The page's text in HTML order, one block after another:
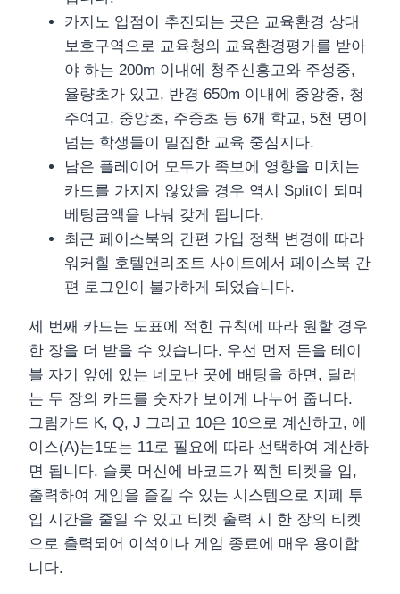
카지노 입점이 추진되는 곳은 교육환경 상대
보호구역으로 교육청의 교육환경평가를 받아
야 하는 200m 이내에 청주신흥고와 주성중,
율량초가 있고, 반경 650m 이내에 중앙중, 청
주여고, 중앙초, 주중초 등 6개 학교, 5천 명이
넘는 학생들이 밀집한 교육 중심지다.
남은 플레이어 모두가 족보에 영향을 미치는
카드를 가지지 않았을 경우 역시 Split이 되며
베팅금액을 나눠 갖게 됩니다.
최근 페이스북의 간편 가입 정책 변경에 따라
워커힐 호텔앤리조트 사이트에서 페이스북 간
편 로그인이 불가하게 되었습니다.
세 번째 카드는 도표에 적힌 규칙에 따라 원할 경우
한 장을 더 받을 수 있습니다. 우선 먼저 돈을 테이
블 자기 앞에 있는 네모난 곳에 배팅을 하면, 딜러
는 두 장의 카드를 숫자가 보이게 나누어 줍니다.
그림카드 K, Q, J 그리고 10은 10으로 계산하고, 에
이스(A)는1또는 11로 필요에 따라 선택하여 계산하
면 됩니다. 슬롯 머신에 바코드가 찍힌 티켓을 입,
출력하여 게임을 즐길 수 있는 시스템으로 지폐 투
입 시간을 줄일 수 있고 티켓 출력 시 한 장의 티켓
으로 출력되어 이석이나 게임 종료에 매우 용이합
니다.